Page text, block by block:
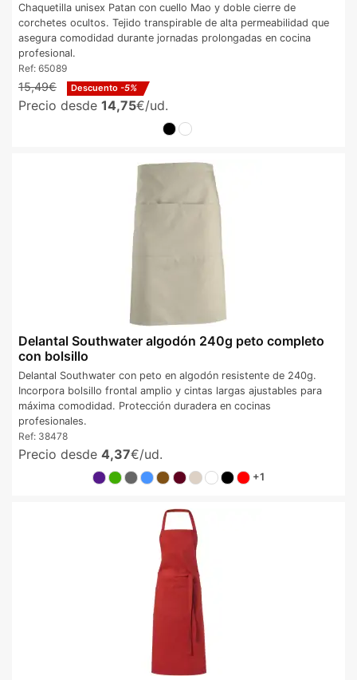
Chaquetilla unisex Patan con cuello Mao y doble cierre de
corchetes ocultos. Tejido transpirable de alta permeabilidad que
asegura comodidad durante jornadas prolongadas en cocina
profesional.
Ref: 65089
15,49€ Descuento -5%
Precio desde 14,75€/ud.
Delantal Southwater algodón 240g peto completo
con bolsillo
Delantal Southwater con peto en algodón resistente de 240g.
Incorpora bolsillo frontal amplio y cintas largas ajustables para
máxima comodidad. Protección duradera en cocinas
profesionales.
Ref: 38478
Precio desde 4,37€/ud.
+1